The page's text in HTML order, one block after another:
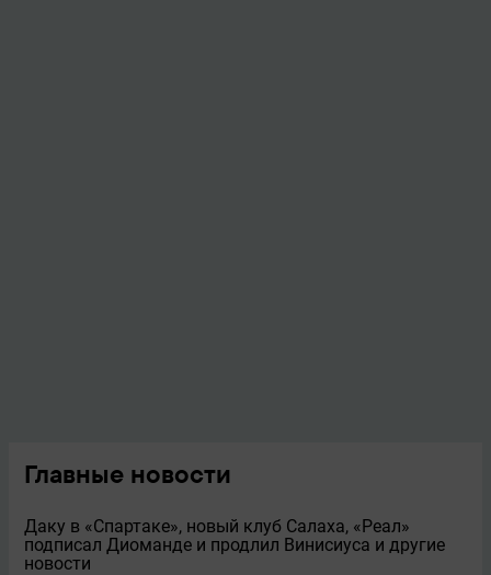
Главные новости
Даку в «Спартаке», новый клуб Салаха, «Реал»
подписал Диоманде и продлил Винисиуса и другие
новости